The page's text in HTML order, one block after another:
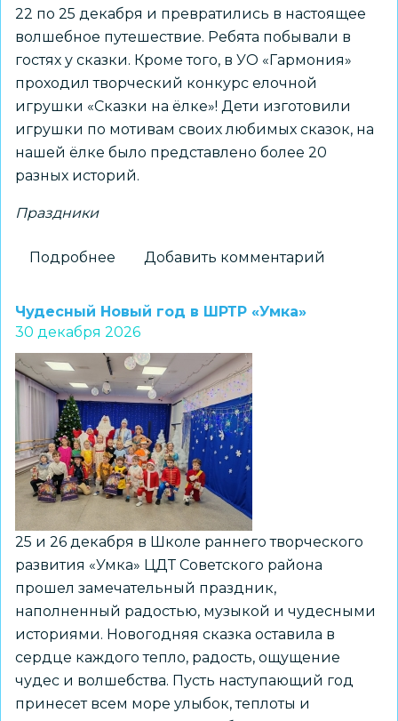
Светофор!»
22 по 25 декабря и превратились в настоящее
волшебное путешествие. Ребята побывали в
гостях у сказки. Кроме того, в УО «Гармония»
проходил творческий конкурс елочной
игрушки «Сказки на ёлке»! Дети изготовили
игрушки по мотивам своих любимых сказок, на
нашей ёлке было представлено более 20
разных историй.
Праздники
Подробнее
мероприятия
прошли
в
УО
«Гармония»
Добавить комментарий
Чудесный Новый год в ШРТР «Умка»
30 декабря 2026
25 и 26 декабря в Школе раннего творческого
развития «Умка» ЦДТ Советского района
прошел замечательный праздник,
наполненный радостью, музыкой и чудесными
историями. Новогодняя сказка оставила в
сердце каждого тепло, радость, ощущение
чудес и волшебства. Пусть наступающий год
принесет всем море улыбок, теплоты и